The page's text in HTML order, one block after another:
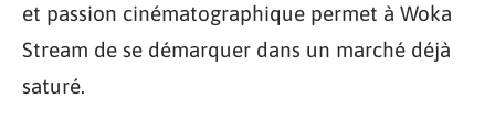
et passion cinématographique permet à Woka
Stream de se démarquer dans un marché déjà
saturé.